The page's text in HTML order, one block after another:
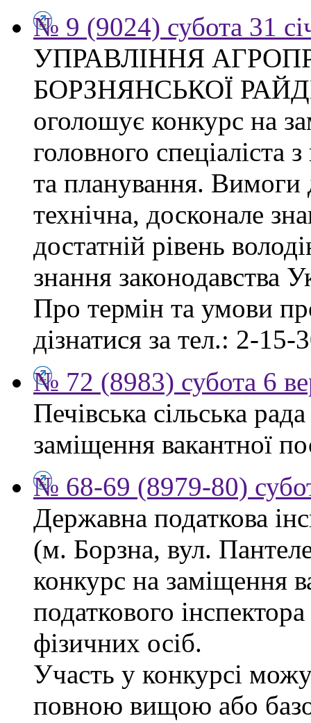
№ 9 (9024) субота 31
УПРАВЛІННЯ
БОРЗНЯНСЬКОЇ
оголошує конкурс на
головного спеціаліста
та планування. Вимоги
технічна, досконале
достатній рівень
знання законодавства
Про термін та умови
дізнатися за тел.: 2-
№ 72 (8983) субота 6
Печівська сільська
заміщення вакантної
№ 68-69 (8979-80)
Державна податкова
(м. Борзна, вул.
конкурс на заміщення
податкового
фізичних осіб.
Участь у конкурсі
повною вищою або